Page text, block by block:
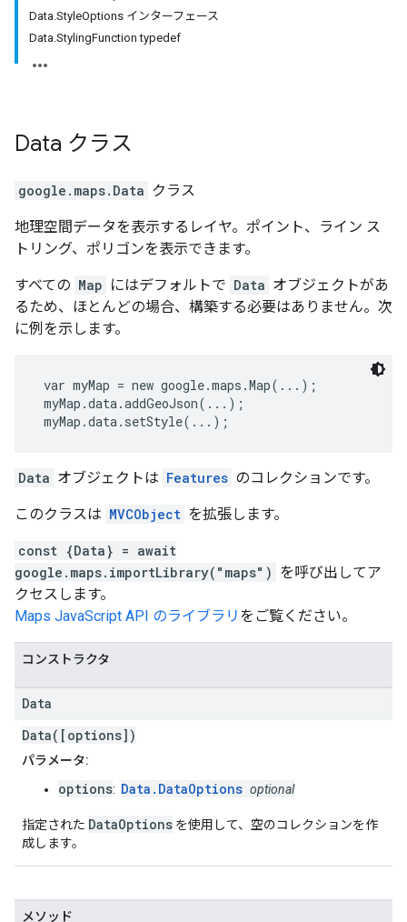
Data.StyleOptions インターフェース
Data.StylingFunction typedef
Data クラス
google.maps. Data クラス
地理空間データを表示するレイヤ。ポイント、ライン ス
トリング、ポリゴンを表示できます。
すべての Map にはデフォルトで Data オブジェクトがあ
るため、ほとんどの場合、構築する必要はありません。次
に例を示します。
var myMap = new google.maps.Map(...);
myMap.data.addGeoJson(...);
myMap.data.setStyle(...);
Data オブジェクトは Features のコレクションです。
このクラスは MVCObject を拡張します。
const {Data} = await
google.maps.importLibrary("maps") を呼び出してア
クセスします。
Maps JavaScript API のライブラリ をご覧ください。
コンストラクタ
Data
Data([options])
パラメータ:
options: Data.DataOptions optional
指定された DataOptions を使用して、空のコレクションを作
成します。
メソッド